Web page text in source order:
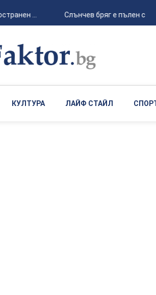
... Слънчев бряг е пълен с
КУЛТУРА ЛАЙФ СТАЙЛ